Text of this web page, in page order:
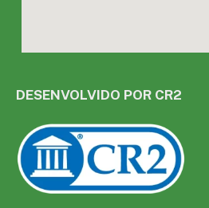
DESENVOLVIDO POR CR2